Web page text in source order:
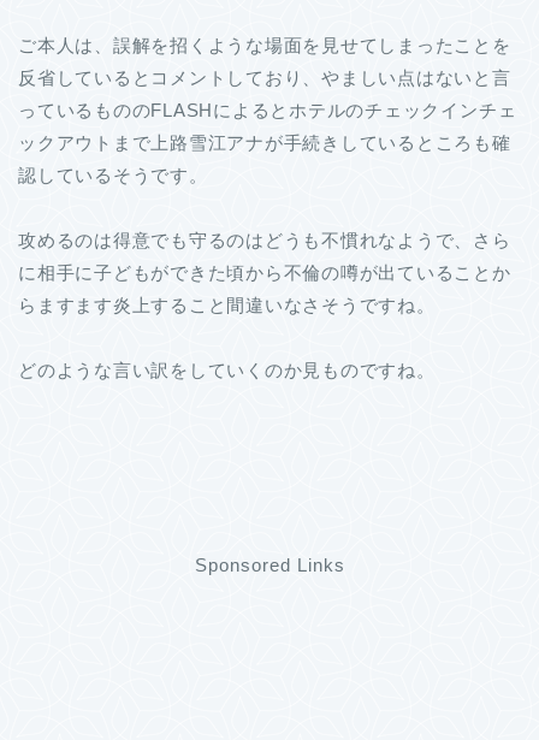
ご本人は、誤解を招くような場面を見せてしまったことを
反省しているとコメントしており、やましい点はないと言
っているもののFLASHによるとホテルのチェックインチェ
ックアウトまで上路雪江アナが手続きしているところも確
認しているそうです。
攻めるのは得意でも守るのはどうも不慣れなようで、さら
に相手に子どもができた頃から不倫の噂が出ていることか
らますます炎上すること間違いなさそうですね。
どのような言い訳をしていくのか見ものですね。
Sponsored Links